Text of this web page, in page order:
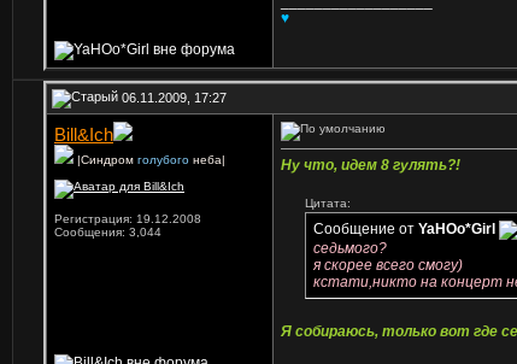
♥
06.11.2009, 17:27
Bill&Ich
|Синдром голубого неба|
Регистрация: 19.12.2008
Сообщения: 3,044
Ну что, идем 8 гулять?!
Цитата:
Сообщение от YaHOo*Girl
седьмого?
я скорее всего смогу)
кстати,никто на концерт
Я собираюсь, только вот где